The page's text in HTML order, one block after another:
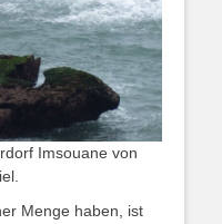
Imsouane von
Menge haben, ist